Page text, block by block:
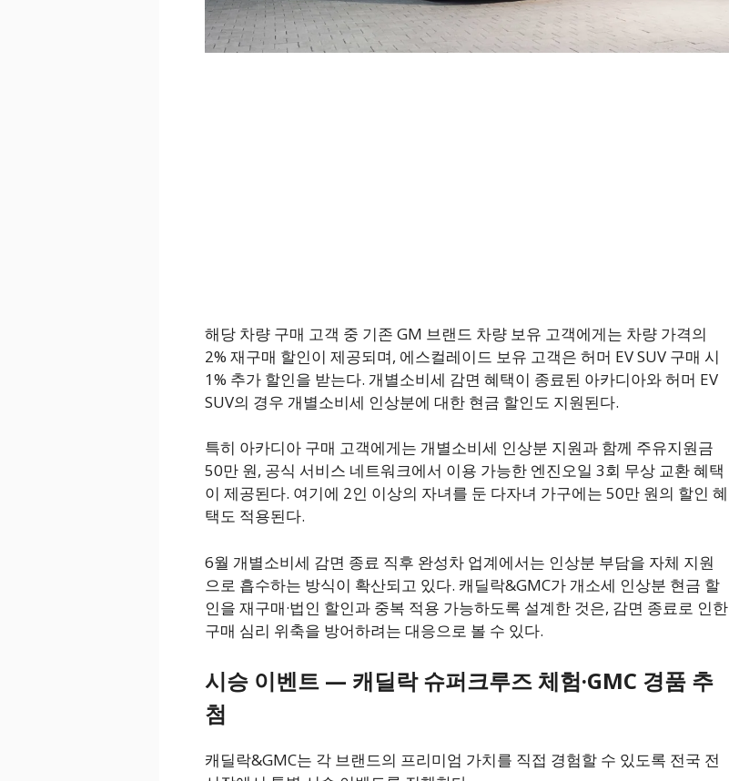
해당 차량 구매 고객 중 기존 GM 브랜드 차량 보유 고객에게는 차량 가격의
2% 재구매 할인이 제공되며, 에스컬레이드 보유 고객은 허머 EV SUV 구매 시
1% 추가 할인을 받는다. 개별소비세 감면 혜택이 종료된 아카디아와 허머 EV
SUV의 경우 개별소비세 인상분에 대한 현금 할인도 지원된다.
특히 아카디아 구매 고객에게는 개별소비세 인상분 지원과 함께 주유지원금
50만 원, 공식 서비스 네트워크에서 이용 가능한 엔진오일 3회 무상 교환 혜택
이 제공된다. 여기에 2인 이상의 자녀를 둔 다자녀 가구에는 50만 원의 할인 혜
택도 적용된다.
6월 개별소비세 감면 종료 직후 완성차 업계에서는 인상분 부담을 자체 지원
으로 흡수하는 방식이 확산되고 있다. 캐딜락&GMC가 개소세 인상분 현금 할
인을 재구매·법인 할인과 중복 적용 가능하도록 설계한 것은, 감면 종료로 인한
구매 심리 위축을 방어하려는 대응으로 볼 수 있다.
시승 이벤트 — 캐딜락 슈퍼크루즈 체험·GMC 경품 추
첨
캐딜락&GMC는 각 브랜드의 프리미엄 가치를 직접 경험할 수 있도록 전국 전